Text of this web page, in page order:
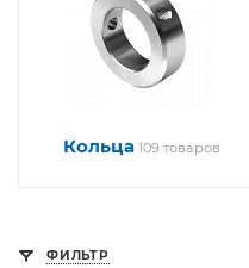
Кольца 109 товаров
ФИЛЬТР